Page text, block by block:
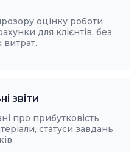
оцінку роботи
для клієнтів, без
витрат.
звіти
про прибутковість
статуси завдань